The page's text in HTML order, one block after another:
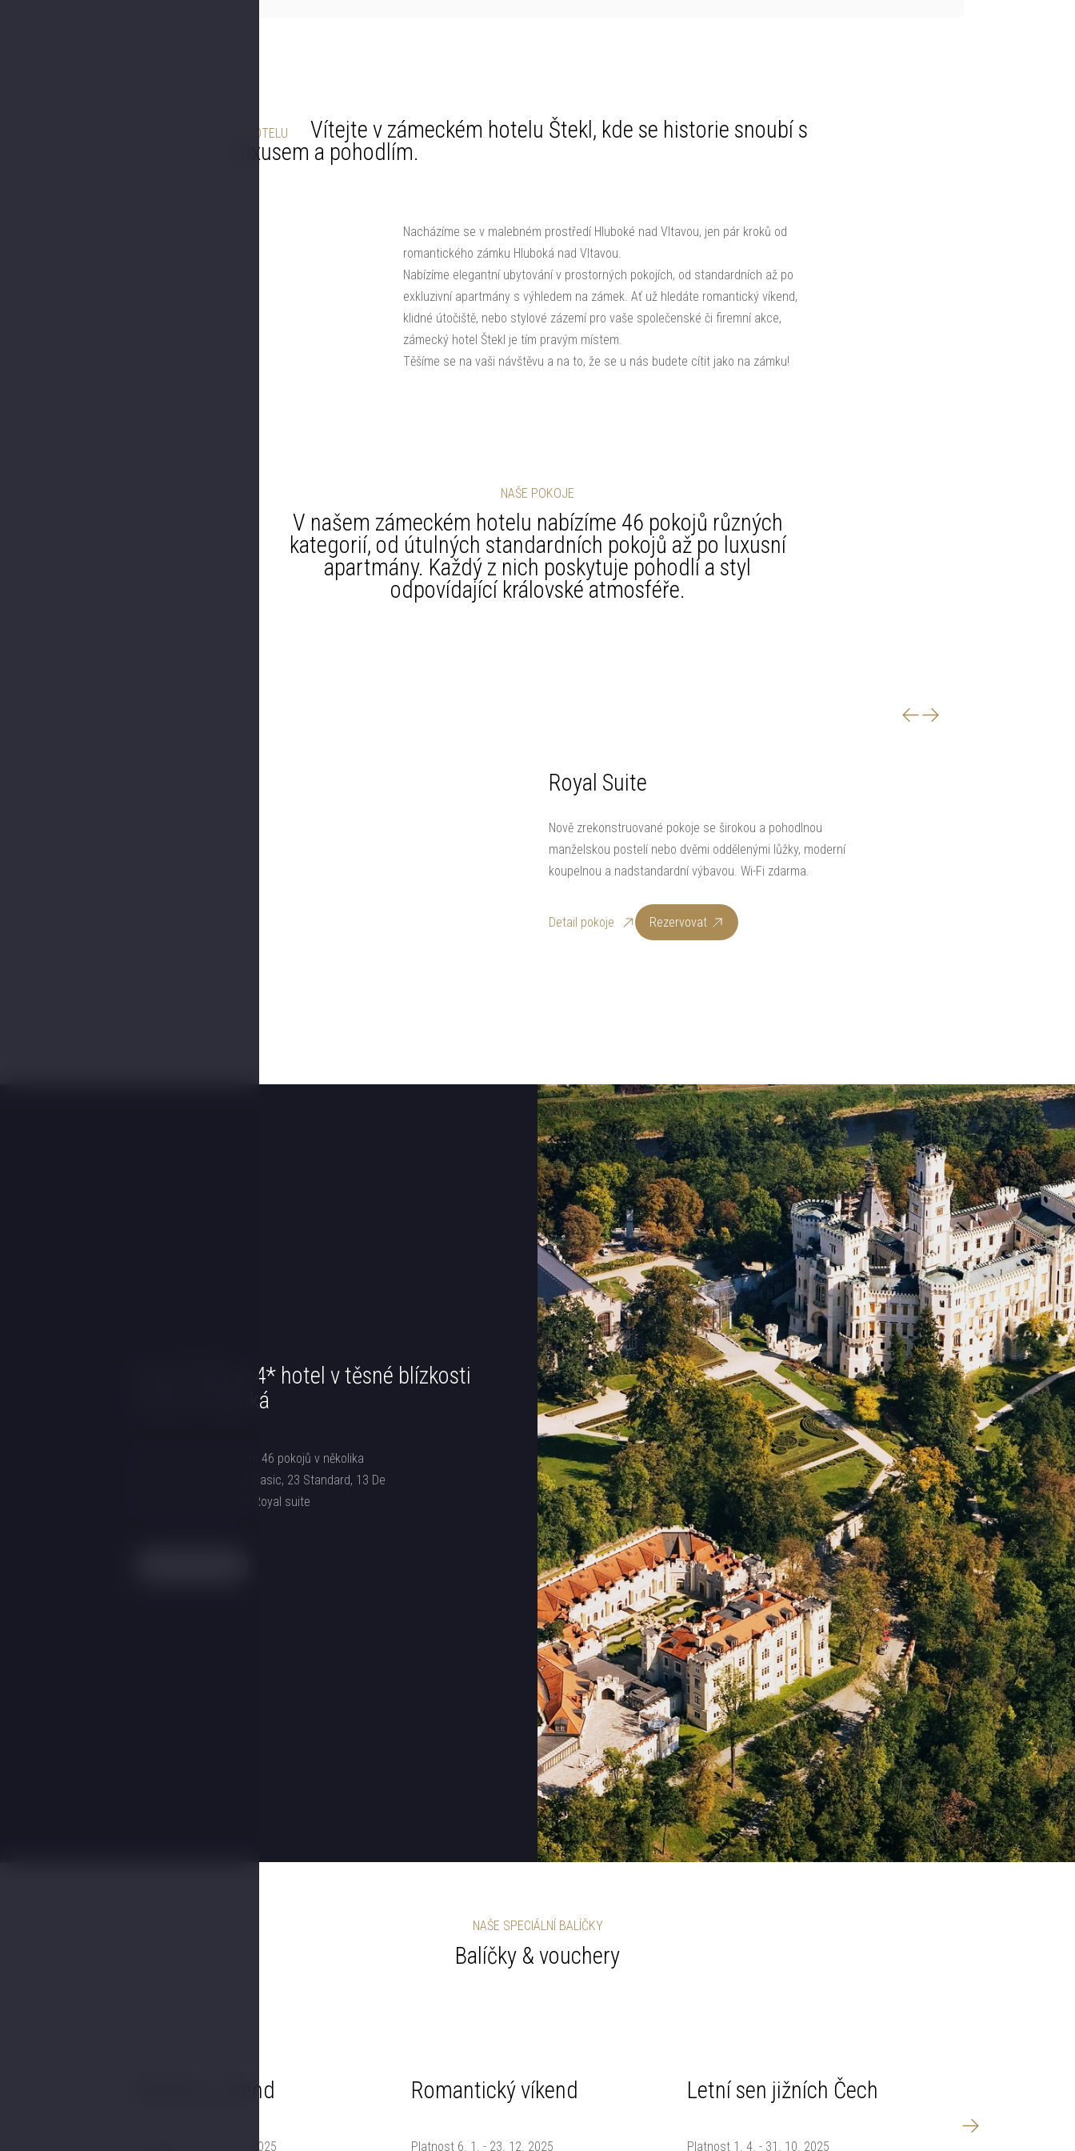
O HOTELU
Vítejte v zámeckém hotelu Štekl, kde se historie snoubí s
luxusem a pohodlím.
Nacházíme se v malebném prostředí Hluboké nad Vltavou, jen pár kroků od
romantického zámku Hluboká nad Vltavou.
Nabízíme elegantní ubytování v prostorných pokojích, od standardních až po
exkluzivní apartmány s výhledem na zámek. Ať už hledáte romantický víkend,
klidné útočiště, nebo stylové zázemí pro vaše společenské či firemní akce,
zámecký hotel Štekl je tím pravým místem.
Těšíme se na vaši návštěvu a na to, že se u nás budete cítit jako na zámku!
NAŠE POKOJE
V našem zámeckém hotelu nabízíme 46 pokojů různých
kategorií, od útulných standardních pokojů až po luxusní
apartmány. Každý z nich poskytuje pohodlí a styl
odpovídající královské atmosféře.
Royal Suite
Nově zrekonstruované pokoje se širokou a pohodlnou
manželskou postelí nebo dvěmi oddělenými lůžky, moderní
koupelnou a nadstandardní výbavou. Wi-Fi zdarma.
Detail pokoje Rezervovat
Hotel Štekl je 4* hotel v těsné blízkosti
zámku Hluboká
V hotelu najdete celkem 46 pokojů v několika
kategoriích: 1 Single, 1 Basic, 23 Standard, 13 De
luxe, 5 Junior suite a 3 Royal suite
NAŠE SPECIÁLNÍ BALÍČKY
Balíčky & vouchery
Wellness víkend
Platnost 6. 1. - 23. 12. 2025
Romantický víkend
Platnost 6. 1. - 23. 12. 2025
Letní sen jižních Čech
Platnost 1. 4. - 31. 10. 2025